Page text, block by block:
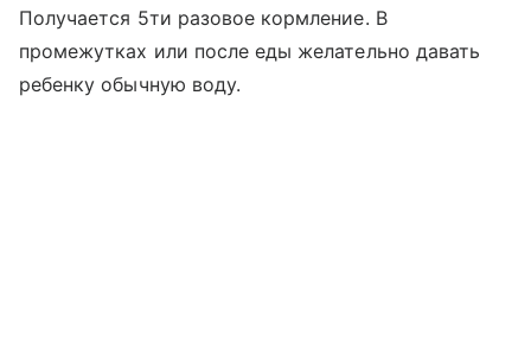
Получается 5ти разовое кормление. В
промежутках или после еды желательно давать
ребенку обычную воду.